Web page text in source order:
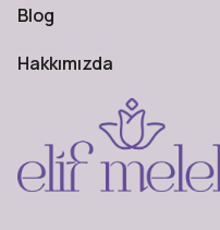
Blog
Hakkımızda